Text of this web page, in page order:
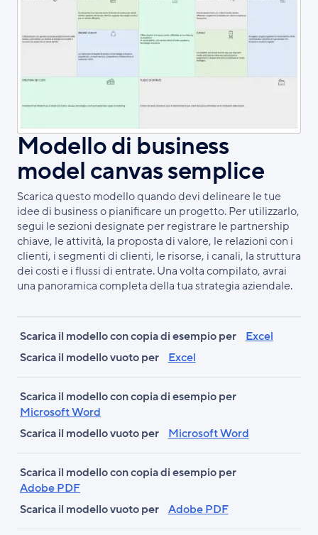
Modello di business
model canvas semplice
Scarica questo modello quando devi delineare le tue
idee di business o pianificare un progetto. Per utilizzarlo,
segui le sezioni designate per registrare le partnership
chiave, le attività, la proposta di valore, le relazioni con i
clienti, i segmenti di clienti, le risorse, i canali, la struttura
dei costi e i flussi di entrate. Una volta compilato, avrai
una panoramica completa della tua strategia aziendale.
Scarica il modello con copia di esempio per
Scarica il modello vuoto per
Scarica il modello con copia di esempio per
Excel
Scarica il modello vuoto per
Excel
Scarica il modello con copia di esempio per
Microsoft Word
Scarica il modello vuoto per
Microsoft Word
Scarica il modello con copia di esempio per
Adobe PDF
Scarica il modello vuoto per Adobe PDF